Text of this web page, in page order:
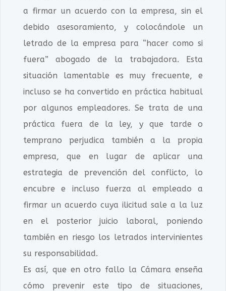
a firmar un acuerdo con la empresa, sin el
debido asesoramiento, y colocándole un
letrado de la empresa para “hacer como si
fuera” abogado de la trabajadora. Esta
situación lamentable es muy frecuente, e
incluso se ha convertido en práctica habitual
por algunos empleadores. Se trata de una
práctica fuera de la ley, y que tarde o
temprano perjudica también a la propia
empresa, que en lugar de aplicar una
estrategia de prevención del conflicto, lo
encubre e incluso fuerza al empleado a
firmar un acuerdo cuya ilicitud sale a la luz
en el posterior juicio laboral, poniendo
también en riesgo los letrados intervinientes
su responsabilidad.
Es así, que en otro fallo la Cámara enseña
cómo prevenir este tipo de situaciones,